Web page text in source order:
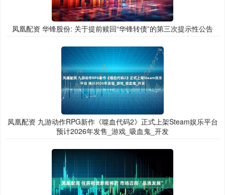
凤凰配资 华锋股份: 关于提前赎回“华锋转债”的第三次提示性公告
凤凰配资 九游动作RPG新作《噬血代码2》正式上架Steam娱乐平台
预计2026年发售_游戏_吸血鬼_开发